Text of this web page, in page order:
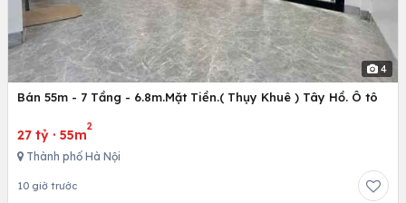
4
Bán 55m - 7 Tầng - 6.8m.Mặt Tiền.( Thụy Khuê ) Tây Hồ. Ô tô
27 tỷ · 55m
2
Thành phố Hà Nội
10 giờ trước